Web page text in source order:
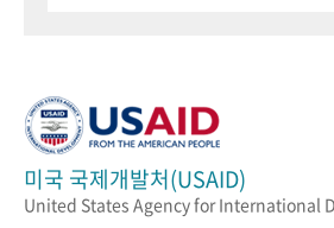
미국 국제개발처(USAID)
United States Agency for International